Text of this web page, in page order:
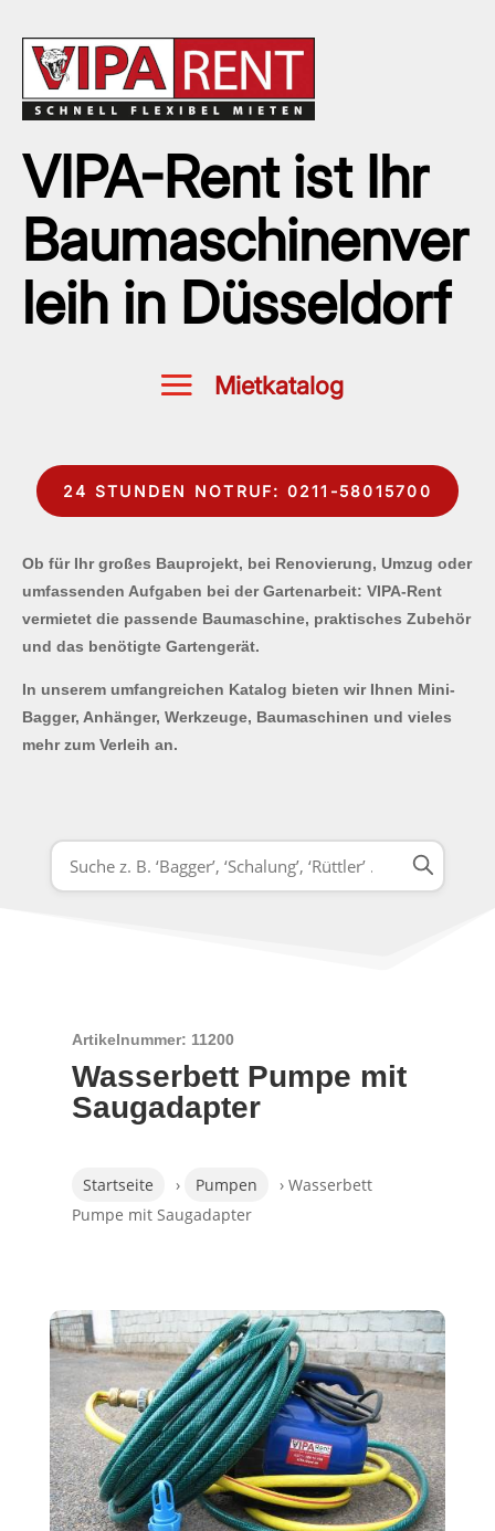
VIPA-Rent ist Ihr
Baumaschinenver
leih in Düsseldorf
24 STUNDEN NOTRUF: 0211-58015700
Ob für Ihr großes Bauprojekt, bei Renovierung, Umzug oder
umfassenden Aufgaben bei der Gartenarbeit: VIPA-Rent
vermietet die passende Baumaschine, praktisches Zubehör
und das benötigte Gartengerät.
In unserem umfangreichen Katalog bieten wir Ihnen Mini-
Bagger, Anhänger, Werkzeuge, Baumaschinen und vieles
mehr zum Verleih an.
Artikelnummer: 11200
Wasserbett Pumpe mit
Saugadapter
Startseite › Pumpen
› Wasserbett
Pumpe mit Saugadapter